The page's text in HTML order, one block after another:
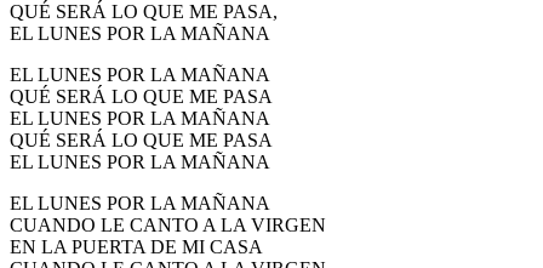
QUÉ SERÁ LO QUE ME PASA,
EL LUNES POR LA MAÑANA
EL LUNES POR LA MAÑANA
QUÉ SERÁ LO QUE ME PASA
EL LUNES POR LA MAÑANA
QUÉ SERÁ LO QUE ME PASA
EL LUNES POR LA MAÑANA
EL LUNES POR LA MAÑANA
CUANDO LE CANTO A LA VIRGEN
EN LA PUERTA DE MI CASA